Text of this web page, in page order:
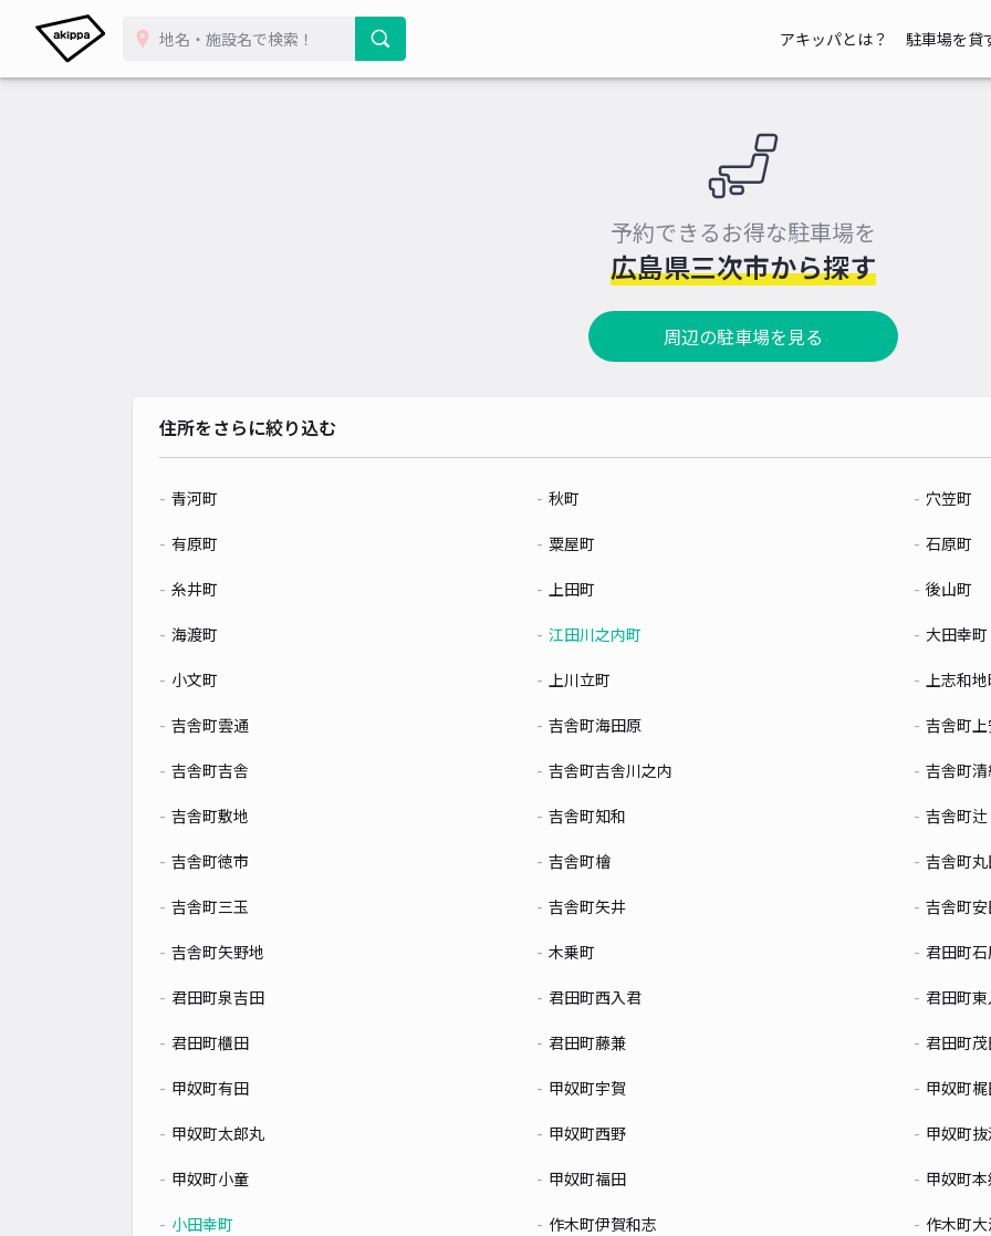
アキッパとは？ 駐車場を貸
予約できるお得な駐車場を
広島県三次市から探す
周辺の駐車場を見る
住所をさらに絞り込む
青河町 秋町 穴笠町
有原町 粟屋町 石原町
糸井町 上田町 後山町
海渡町 江田川之内町 大田幸町
小文町 上川立町 上志和
吉舎町雲通 吉舎町海田原 吉舎町
吉舎町吉舎 吉舎町吉舎川之内 吉舎町
吉舎町敷地 吉舎町知和 吉舎町辻
吉舎町徳市 吉舎町檜 吉舎町
吉舎町三玉 吉舎町矢井 吉舎町
吉舎町矢野地 木乗町 君田町
君田町泉吉田 君田町西入君 君田町
君田町櫃田 君田町藤兼 君田町
甲奴町有田 甲奴町宇賀 甲奴町
甲奴町太郎丸 甲奴町西野 甲奴町
甲奴町小童 甲奴町福田 甲奴町
小田幸町 作木町伊賀和志 作木町